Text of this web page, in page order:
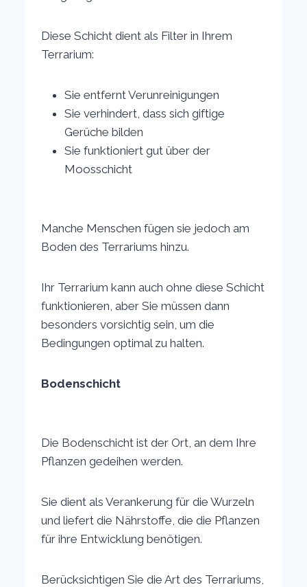
Diese Schicht dient als Filter in Ihrem
Terrarium:
Sie entfernt Verunreinigungen
Sie verhindert, dass sich giftige
Gerüche bilden
Sie funktioniert gut über der
Moosschicht
Manche Menschen fügen sie jedoch am
Boden des Terrariums hinzu.
Ihr Terrarium kann auch ohne diese Schicht
funktionieren, aber Sie müssen dann
besonders vorsichtig sein, um die
Bedingungen optimal zu halten.
Bodenschicht
Die Bodenschicht ist der Ort, an dem Ihre
Pflanzen gedeihen werden.
Sie dient als Verankerung für die Wurzeln
und liefert die Nährstoffe, die die Pflanzen
für ihre Entwicklung benötigen.
Berücksichtigen Sie die Art des Terrariums,